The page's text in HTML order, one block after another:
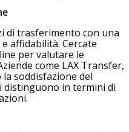
di trasferimento con una
affidabilità. Cercate
per valutare le
come LAX Transfer,
soddisfazione del
distinguono in termini di